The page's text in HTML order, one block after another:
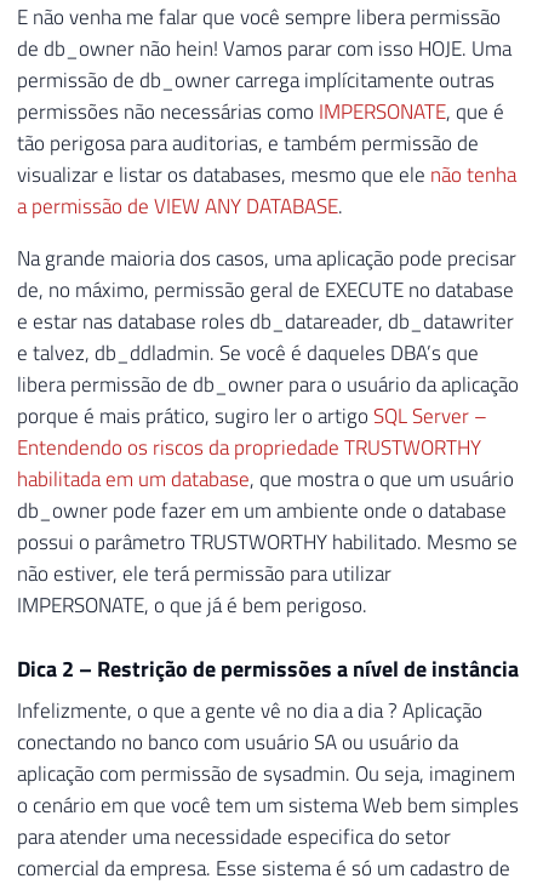
E não venha me falar que você sempre libera permissão
de db_owner não hein! Vamos parar com isso HOJE. Uma
permissão de db_owner carrega implícitamente outras
permissões não necessárias como IMPERSONATE, que é
tão perigosa para auditorias, e também permissão de
visualizar e listar os databases, mesmo que ele não tenha
a permissão de VIEW ANY DATABASE.
Na grande maioria dos casos, uma aplicação pode precisar
de, no máximo, permissão geral de EXECUTE no database
e estar nas database roles db_datareader, db_datawriter
e talvez, db_ddladmin. Se você é daqueles DBA’s que
libera permissão de db_owner para o usuário da aplicação
porque é mais prático, sugiro ler o artigoSQL Server –
Entendendo os riscos da propriedade TRUSTWORTHY
habilitada em um database, que mostra o que um usuário
db_owner pode fazer em um ambiente onde o database
possui o parâmetro TRUSTWORTHY habilitado. Mesmo se
não estiver, ele terá permissão para utilizar
IMPERSONATE, o que já é bem perigoso.
Dica 2 – Restrição de permissões a nível de instância
Infelizmente, o que a gente vê no dia a dia ? Aplicação
conectando no banco com usuário SA ou usuário da
aplicação com permissão de sysadmin. Ou seja, imaginem
o cenário em que você tem um sistema Web bem simples
para atender uma necessidade especifica do setor
comercial da empresa. Esse sistema é só um cadastro de